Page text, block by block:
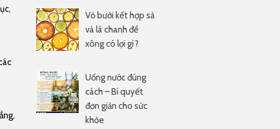
Vỏ bưởi kết hợp sả
và lá chanh để
xông có lợi gì?
Uống nước đúng
cách – Bí quyết
đơn giản cho sức
khỏe